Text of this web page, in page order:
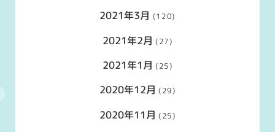
2021年3月 (120)
2021年2月 (27)
2021年1月 (25)
2020年12月 (29)
2020年11月 (25)